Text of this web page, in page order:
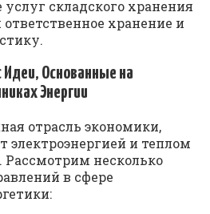
складского хранения
хранение и
Идеи, Основанные на
Энергии
отрасль экономики,
электроэнергией и теплом
несколько
в сфере